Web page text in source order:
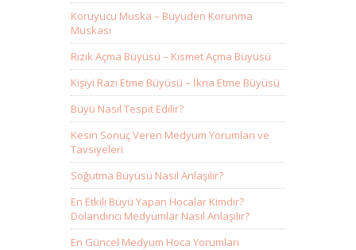
Koruyucu Muska – Büyüden Korunma
Muskası
Rızık Açma Büyüsü – Kısmet Açma Büyüsü
Kişiyi Razı Etme Büyüsü – İkna Etme Büyüsü
Büyü Nasıl Tespit Edilir?
Kesin Sonuç Veren Medyum Yorumları ve
Tavsiyeleri
Soğutma Büyüsü Nasıl Anlaşılır?
En Etkili Büyü Yapan Hocalar Kimdir?
Dolandırıcı Medyumlar Nasıl Anlaşılır?
En Güncel Medyum Hoca Yorumları